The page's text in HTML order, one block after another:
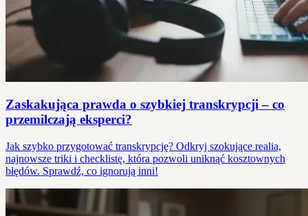
Zaskakująca prawda o szybkiej transkrypcji – co
przemilczają eksperci?
Jak szybko przygotować transkrypcję? Odkryj szokujące realia,
najnowsze triki i checklistę, która pozwoli uniknąć kosztownych
błędów. Sprawdź, co ignorują inni!